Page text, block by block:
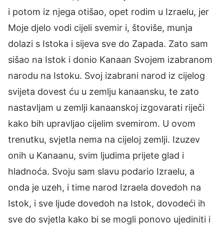
i potom iz njega otišao, opet rodim u Izraelu, jer
Moje djelo vodi cijeli svemir i, štoviše, munja
dolazi s Istoka i sijeva sve do Zapada. Zato sam
sišao na Istok i donio Kanaan Svojem izabranom
narodu na Istoku. Svoj izabrani narod iz cijelog
svijeta dovest ću u zemlju kanaansku, te zato
nastavljam u zemlji kanaanskoj izgovarati riječi
kako bih upravljao cijelim svemirom. U ovom
trenutku, svjetla nema na cijeloj zemlji. Izuzev
onih u Kanaanu, svim ljudima prijete glad i
hladnoća. Svoju sam slavu podario Izraelu, a
onda je uzeh, i time narod Izraela dovedoh na
Istok, i sve ljude dovedoh na Istok, dovodeći ih
sve do svjetla kako bi se mogli ponovo ujediniti i